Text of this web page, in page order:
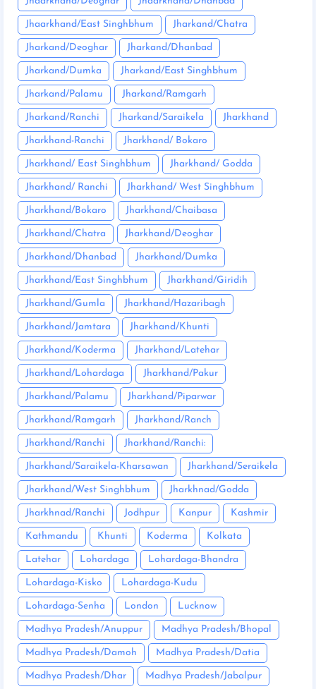
Jhaarkhand/East Singhbhum Jharkand/Chatra
Jharkand/Deoghar Jharkand/Dhanbad
Jharkand/Dumka Jharkand/East Singhbhum
Jharkand/Palamu Jharkand/Ramgarh
Jharkand/Ranchi Jharkand/Saraikela Jharkhand
Jharkhand-Ranchi Jharkhand/ Bokaro
Jharkhand/ East Singhbhum Jharkhand/ Godda
Jharkhand/ Ranchi Jharkhand/ West Singhbhum
Jharkhand/Bokaro Jharkhand/Chaibasa
Jharkhand/Chatra Jharkhand/Deoghar
Jharkhand/Dhanbad Jharkhand/Dumka
Jharkhand/East Singhbhum Jharkhand/Giridih
Jharkhand/Gumla Jharkhand/Hazaribagh
Jharkhand/Jamtara Jharkhand/Khunti
Jharkhand/Koderma Jharkhand/Latehar
Jharkhand/Lohardaga Jharkhand/Pakur
Jharkhand/Palamu Jharkhand/Piparwar
Jharkhand/Ramgarh Jharkhand/Ranch
Jharkhand/Ranchi Jharkhand/Ranchi:
Jharkhand/Saraikela-Kharsawan Jharkhand/Seraikela
Jharkhand/West Singhbhum Jharkhnad/Godda
Jharkhnad/Ranchi Jodhpur Kanpur Kashmir
Kathmandu Khunti Koderma Kolkata
Latehar Lohardaga Lohardaga-Bhandra
Lohardaga-Kisko Lohardaga-Kudu
Lohardaga-Senha London Lucknow
Madhya Pradesh/Anuppur Madhya Pradesh/Bhopal
Madhya Pradesh/Damoh Madhya Pradesh/Datia
Madhya Pradesh/Dhar Madhya Pradesh/Jabalpur